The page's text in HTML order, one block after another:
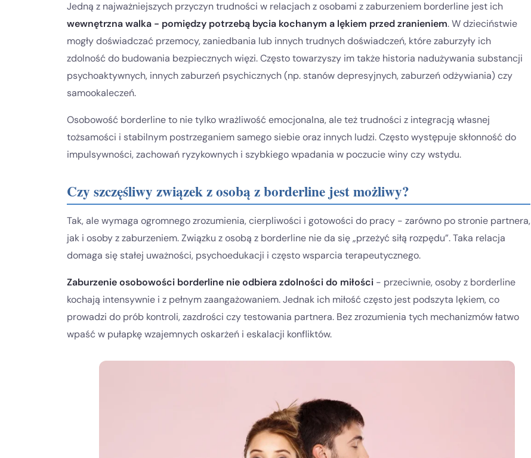
Jedną z najważniejszych przyczyn trudności w relacjach z osobami z zaburzeniem borderline jest ich
wewnętrzna walka - pomiędzy potrzebą bycia kochanym a lękiem przed zranieniem. W dzieciństwie
mogły doświadczać przemocy, zaniedbania lub innych trudnych doświadczeń, które zaburzyły ich
zdolność do budowania bezpiecznych więzi. Często towarzyszy im także historia nadużywania substancji
psychoaktywnych, innych zaburzeń psychicznych (np. stanów depresyjnych, zaburzeń odżywiania) czy
samookaleczeń.
Osobowość borderline to nie tylko wrażliwość emocjonalna, ale też trudności z integracją własnej
tożsamości i stabilnym postrzeganiem samego siebie oraz innych ludzi. Często występuje skłonność do
impulsywności, zachowań ryzykownych i szybkiego wpadania w poczucie winy czy wstydu.
Czy szczęśliwy związek z osobą z borderline jest możliwy?
Tak, ale wymaga ogromnego zrozumienia, cierpliwości i gotowości do pracy - zarówno po stronie partnera,
jak i osoby z zaburzeniem. Związku z osobą z borderline nie da się „przeżyć siłą rozpędu”. Taka relacja
domaga się stałej uważności, psychoedukacji i często wsparcia terapeutycznego.
Zaburzenie osobowości borderline nie odbiera zdolności do miłości - przeciwnie, osoby z borderline
kochają intensywnie i z pełnym zaangażowaniem. Jednak ich miłość często jest podszyta lękiem, co
prowadzi do prób kontroli, zazdrości czy testowania partnera. Bez zrozumienia tych mechanizmów łatwo
wpaść w pułapkę wzajemnych oskarżeń i eskalacji konfliktów.